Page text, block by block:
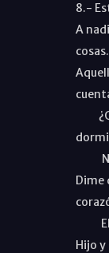
8.-
A
No
Dime
El
Hijo